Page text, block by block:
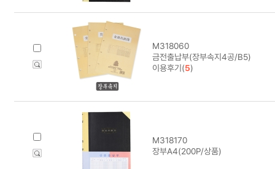
M318060
금전출납부(장부속지4공/B5)
이용후기(5)
M318170
장부A4(200P/상품)